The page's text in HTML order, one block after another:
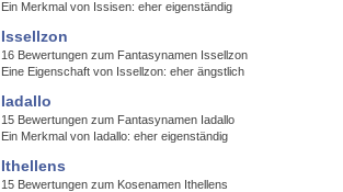
Ein Merkmal von Issisen: eher eigenständig
Issellzon
16 Bewertungen zum Fantasynamen Issellzon
Eine Eigenschaft von Issellzon: eher ängstlich
Iadallo
15 Bewertungen zum Fantasynamen Iadallo
Ein Merkmal von Iadallo: eher eigenständig
Ithellens
15 Bewertungen zum Kosenamen Ithellens